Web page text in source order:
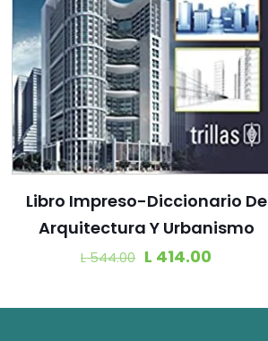
Libro Impreso-Diccionario De
Arquitectura Y Urbanismo
L544.00 L 414.00